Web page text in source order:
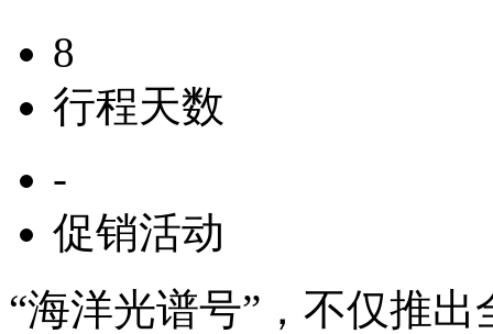
8
行程天数
-
促销活动
“海洋光谱号”，不仅推